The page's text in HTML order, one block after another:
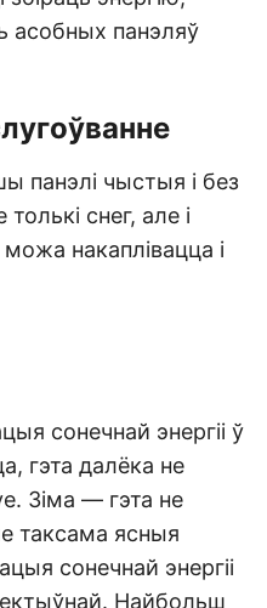
асобных панэляў
панэлі чыстыя і без
снег, але і
накаплівацца і
сонечнай энергіі ў
гэта далёка не
Зіма — гэта не
таксама ясныя
сонечнай энергіі
Найбольш